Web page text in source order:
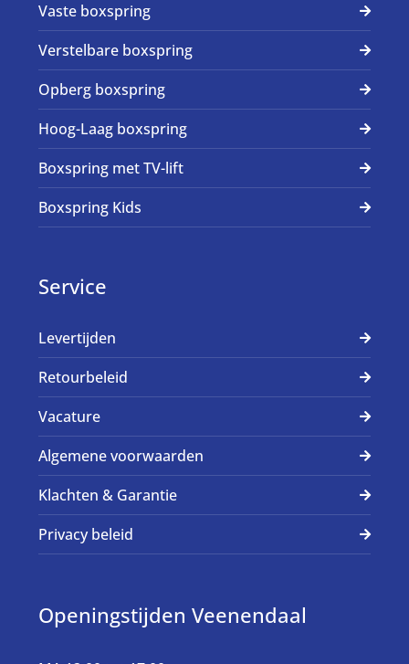
Vaste boxspring
Verstelbare boxspring
Opberg boxspring
Hoog-Laag boxspring
Boxspring met TV-lift
Boxspring Kids
Service
Levertijden
Retourbeleid
Vacature
Algemene voorwaarden
Klachten & Garantie
Privacy beleid
Openingstijden Veenendaal